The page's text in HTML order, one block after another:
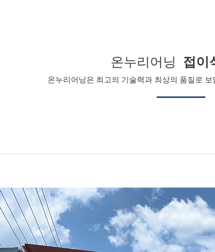
온누리어닝 접이
온누리어닝은 최고의 기술력과 최상의 품질로